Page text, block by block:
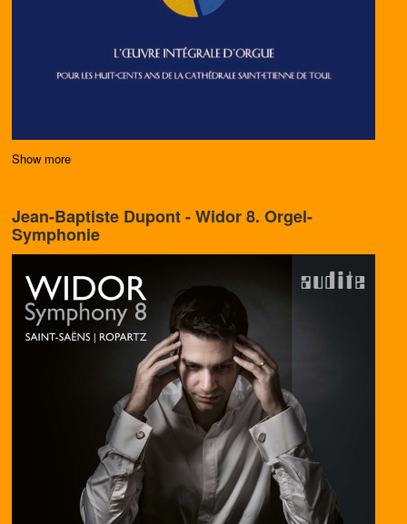
Show more
Jean-Baptiste Dupont - Widor 8. Orgel-
Symphonie